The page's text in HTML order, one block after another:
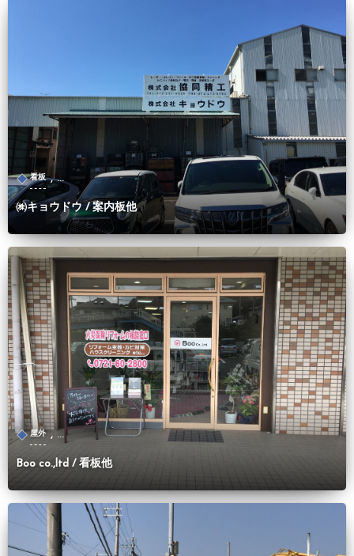
看板 , …
㈱キョウドウ / 案内板他
屋外 , …
Boo co.,ltd / 看板他